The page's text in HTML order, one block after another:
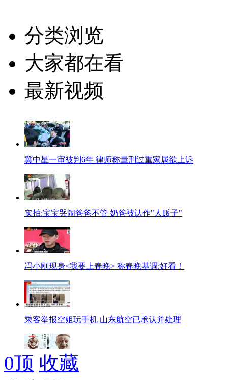
分类浏览
大家都在看
最新视频
冀中星一审被判6年 律师称量刑过重家属欲上诉
实拍:宝宝哭闹爸爸不管 奶爸被认作"人贩子"
冯小刚现身<我要上春晚> 称春晚基调:好看！
乘客举报空姐玩手机 山东航空已承认并处理
《习仲勋同志诞生一百周年》邮票发行日受热捧
0顶 收藏